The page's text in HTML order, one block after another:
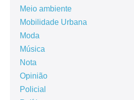
Meio ambiente
Mobilidade Urbana
Moda
Música
Nota
Opinião
Policial